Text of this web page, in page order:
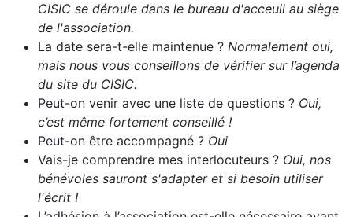
CISIC se déroule dans le bureau d'acceuil au siège
de l'association.
La date sera-t-elle maintenue ? Normalement oui,
mais nous vous conseillons de vérifier sur l’agenda
du site du CISIC.
Peut-on venir avec une liste de questions ? Oui,
c’est même fortement conseillé !
Peut-on être accompagné ? Oui
Vais-je comprendre mes interlocuteurs ? Oui, nos
bénévoles sauront s'adapter et si besoin utiliser
l'écrit !